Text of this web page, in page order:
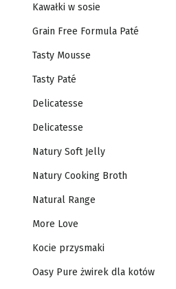
Kawałki w sosie
Grain Free Formula Paté
Tasty Mousse
Tasty Paté
Delicatesse
Delicatesse
Natury Soft Jelly
Natury Cooking Broth
Natural Range
More Love
Kocie przysmaki
Oasy Pure żwirek dla kotów